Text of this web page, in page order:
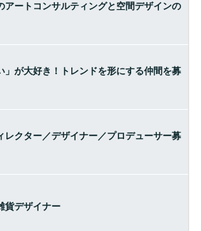
アートコンサルティングと空間デザインの
」が大好き！トレンドを形にする仲間を募
レクター／デザイナー／プロデューサー募
貨デザイナー